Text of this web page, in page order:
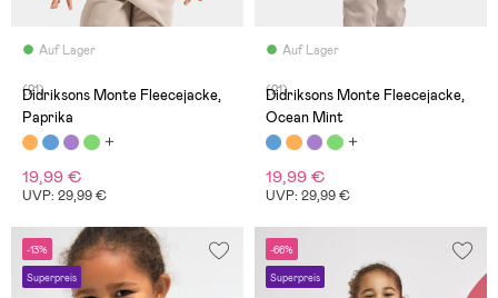
Auf Lager
(21)
Didriksons Monte Fleecejacke,
Paprika
19,99 €
UVP: 29,99 €
Auf Lager
(21)
Didriksons Monte Fleecejacke,
Ocean Mint
19,99 €
UVP: 29,99 €
-13%
Superpreis
-66%
Superpreis